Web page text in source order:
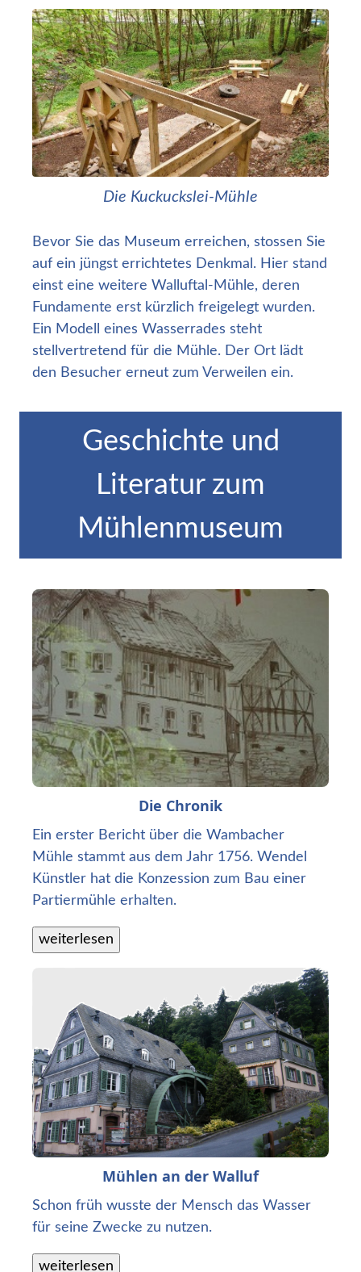
Die Kuckuckslei-Mühle
Bevor Sie das Museum erreichen, stossen Sie
auf ein jüngst errichtetes Denkmal. Hier stand
einst eine weitere Walluftal-Mühle, deren
Fundamente erst kürzlich freigelegt wurden.
Ein Modell eines Wasserrades steht
stellvertretend für die Mühle. Der Ort lädt
den Besucher erneut zum Verweilen ein.
Geschichte und
Literatur zum
Mühlenmuseum
Die Chronik
Ein erster Bericht über die Wambacher
Mühle stammt aus dem Jahr 1756. Wendel
Künstler hat die Konzession zum Bau einer
Partiermühle erhalten.
Mühlen an der Walluf
Schon früh wusste der Mensch das Wasser
für seine Zwecke zu nutzen.